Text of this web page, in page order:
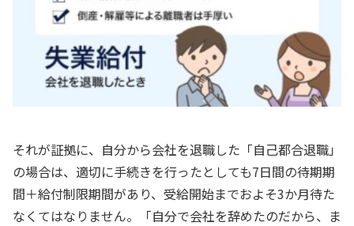
それが証拠に、自分から会社を退職した「自己都合退職」
の場合は、適切に手続きを行ったとしても7日間の待期期
間＋給付制限期間があり、受給開始までおよそ3か月待た
なくてはなりません。「自分で会社を辞めたのだから、ま